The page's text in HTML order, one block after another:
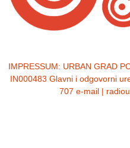
IMPRESSUM: URBAN GRAD
IN000483 Glavni i odgovorni
707 e-mail |